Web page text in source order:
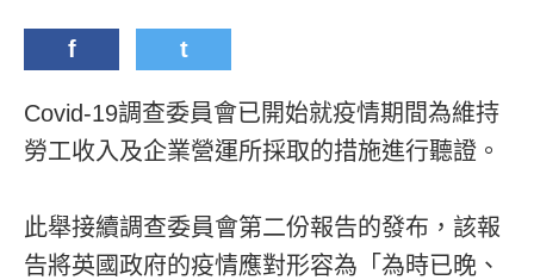
f t
Covid-19調查委員會已開始就疫情期間為維持
勞工收入及企業營運所採取的措施進行聽證。
此舉接續調查委員會第二份報告的發布，該報
告將英國政府的疫情應對形容為「為時已晚、